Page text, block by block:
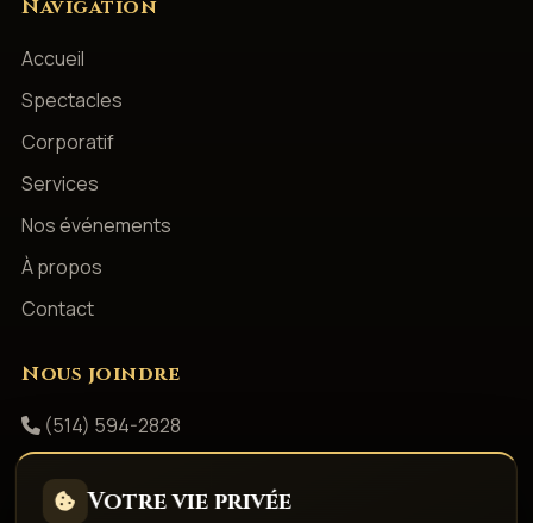
Navigation
Accueil
Spectacles
Corporatif
Services
Nos événements
À propos
Contact
Nous joindre
(514) 594-2828
Facebook
Votre vie privée